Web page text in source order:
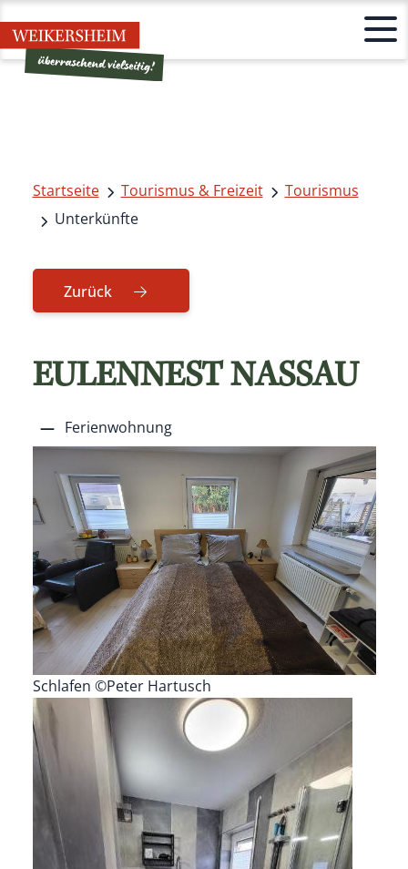
Startseite Tourismus & Freizeit
Tourismus
Unterkünfte
Zurück
EULENNEST NASSAU
Ferienwohnung
Schlafen ©Peter Hartusch